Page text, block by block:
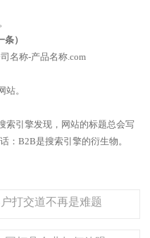
）
名称-产品名称.com
站。
索引擎发现，网站的标题总会写
： B2B是搜索引擎的衍生物。
打交道不再是难题